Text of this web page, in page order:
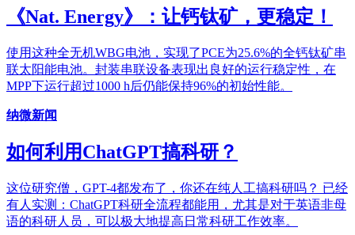
《Nat. Energy》：让钙钛矿，更稳定！
使用这种全无机WBG电池，实现了PCE为25.6%的全钙钛矿串
联太阳能电池。封装串联设备表现出良好的运行稳定性，在
MPP下运行超过1000 h后仍能保持96%的初始性能。
纳微新闻
如何利用ChatGPT搞科研？
这位研究僧，GPT-4都发布了，你还在纯人工搞科研吗？ 已经
有人实测：ChatGPT科研全流程都能用，尤其是对于英语非母
语的科研人员，可以极大地提高日常科研工作效率。